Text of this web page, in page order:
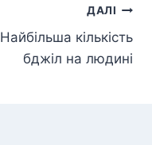
ДАЛІ
Найбільша кількість
бджіл на людині